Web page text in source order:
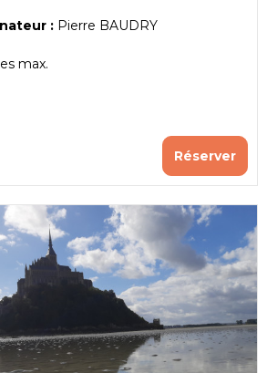
: Pierre BAUDRY
max.
Réserver